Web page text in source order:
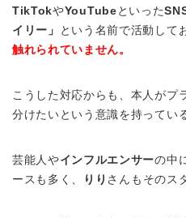
TikTokやYouTube といった
イリー」
という名前で活動して
触れられていません。
こうした対応からも、本人がプ
分けたいという意識を持ってい
芸能人やインフルエンサーの中
ースも多く、
りり さんもそのス